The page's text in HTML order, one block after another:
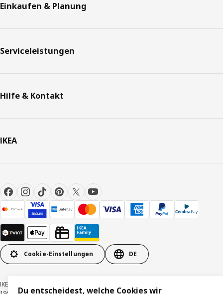
Einkaufen & Planung
Serviceleistungen
Hilfe & Kontakt
IKEA
Cookie-Einstellungen DE
IKEA Schweiz - Müslistrasse 16, 8957 Spreitenbach © Inter IKEA Systems B.V.
Du entscheidest, welche Cookies wir